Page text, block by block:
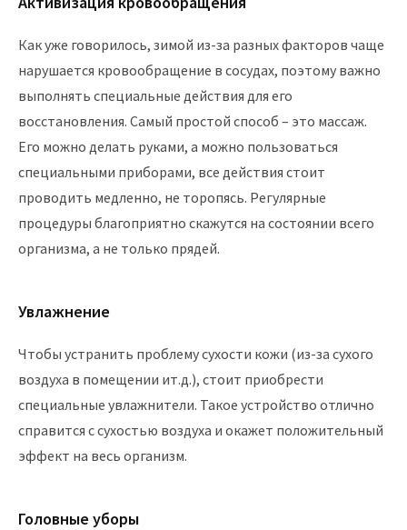
Как уже говорилось, зимой из-за разных факторов чаще
нарушается кровообращение в сосудах, поэтому важно
выполнять специальные действия для его
восстановления. Самый простой способ – это массаж.
Его можно делать руками, а можно пользоваться
специальными приборами, все действия стоит
проводить медленно, не торопясь. Регулярные
процедуры благоприятно скажутся на состоянии всего
организма, а не только прядей.
Увлажнение
Чтобы устранить проблему сухости кожи (из-за сухого
воздуха в помещении ит.д.), стоит приобрести
специальные увлажнители. Такое устройство отлично
справится с сухостью воздуха и окажет положительный
эффект на весь организм.
Головные уборы